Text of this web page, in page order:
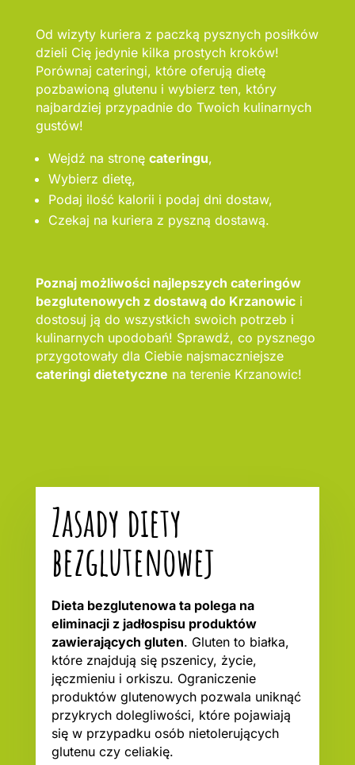
Od wizyty kuriera z paczką pysznych posiłków
dzieli Cię jedynie kilka prostych kroków!
Porównaj cateringi, które oferują dietę
pozbawioną glutenu i wybierz ten, który
najbardziej przypadnie do Twoich kulinarnych
gustów!
Wejdź na stronę cateringu,
Wybierz dietę,
Podaj ilość kalorii i podaj dni dostaw,
Czekaj na kuriera z pyszną dostawą.
Poznaj możliwości najlepszych cateringów
bezglutenowych z dostawą do Krzanowici
dostosuj ją do wszystkich swoich potrzeb i
kulinarnych upodobań! Sprawdź, co pysznego
przygotowały dla Ciebie najsmaczniejsze
cateringi dietetyczne na terenie Krzanowic!
Zasady diety
bezglutenowej
Dieta bezglutenowa ta polega na
eliminacji z jadłospisu produktów
zawierających gluten. Gluten to białka,
które znajdują się pszenicy, życie,
jęczmieniu i orkiszu. Ograniczenie
produktów glutenowych pozwala uniknąć
przykrych dolegliwości, które pojawiają
się w przypadku osób nietolerujących
glutenu czy celiakię.